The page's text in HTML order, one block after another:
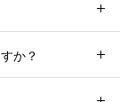
か？